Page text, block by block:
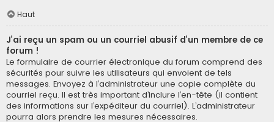
Haut
J’ai reçu un spam ou un courriel abusif d’un membre de ce
forum !
Le formulaire de courrier électronique du forum comprend des
sécurités pour suivre les utilisateurs qui envoient de tels
messages. Envoyez à l’administrateur une copie complète du
courriel reçu. Il est très important d’inclure l’en-tête (il contient
des informations sur l’expéditeur du courriel). L’administrateur
pourra alors prendre les mesures nécessaires.